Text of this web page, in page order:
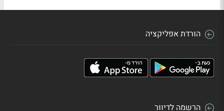
הורדת אפליקציה
הרשמה לדיוור